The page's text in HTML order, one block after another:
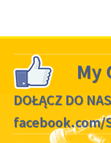
My
DOŁĄCZ DO
facebook.com/